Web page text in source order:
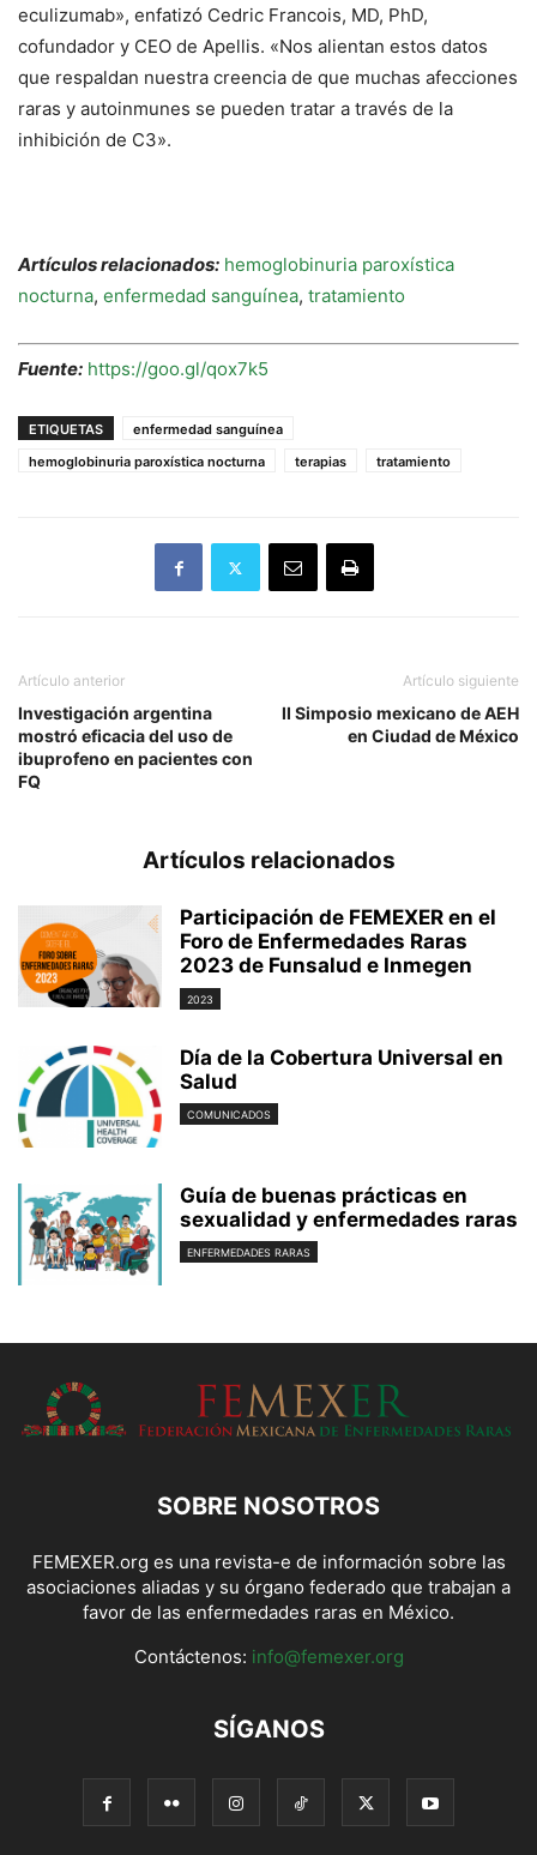
eculizumab», enfatizó Cedric Francois, MD, PhD,
cofundador y CEO de Apellis. «Nos alientan estos datos
que respaldan nuestra creencia de que muchas afecciones
raras y autoinmunes se pueden tratar a través de la
inhibición de C3».
Artículos relacionados: hemoglobinuria paroxística
nocturna, enfermedad sanguínea, tratamiento
Fuente: https://goo.gl/qox7k5
ETIQUETAS
enfermedad sanguínea
hemoglobinuria paroxística nocturna
terapias tratamiento
Artículo anterior
Investigación argentina
mostró eficacia del uso de
ibuprofeno en pacientes con
FQ
Artículo siguiente
II Simposio mexicano de AEH
en Ciudad de México
Artículos relacionados
Participación de FEMEXER en el
Foro de Enfermedades Raras
2023 de Funsalud e Inmegen
2023
Día de la Cobertura Universal en
Salud
COMUNICADOS
Guía de buenas prácticas en
sexualidad y enfermedades raras
ENFERMEDADES RARAS
SOBRE NOSOTROS
FEMEXER.org es una revista-e de información sobre las
asociaciones aliadas y su órgano federado que trabajan a
favor de las enfermedades raras en México.
Contáctenos: info@femexer.org
SÍGANOS